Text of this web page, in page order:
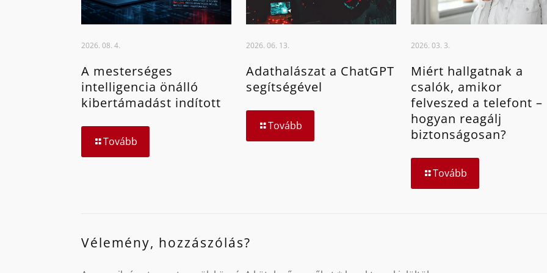
2026. 08. 4.
A mesterséges
intelligencia önálló
kibertámadást indított
Tovább
2026. 06. 13.
Adathalászat a ChatGPT
segítségével
Tovább
2026. 03. 3.
Miért hallgatnak a
csalók, amikor
felveszed a telefont –
hogyan reagálj
biztonságosan?
Tovább
Vélemény, hozzászólás?